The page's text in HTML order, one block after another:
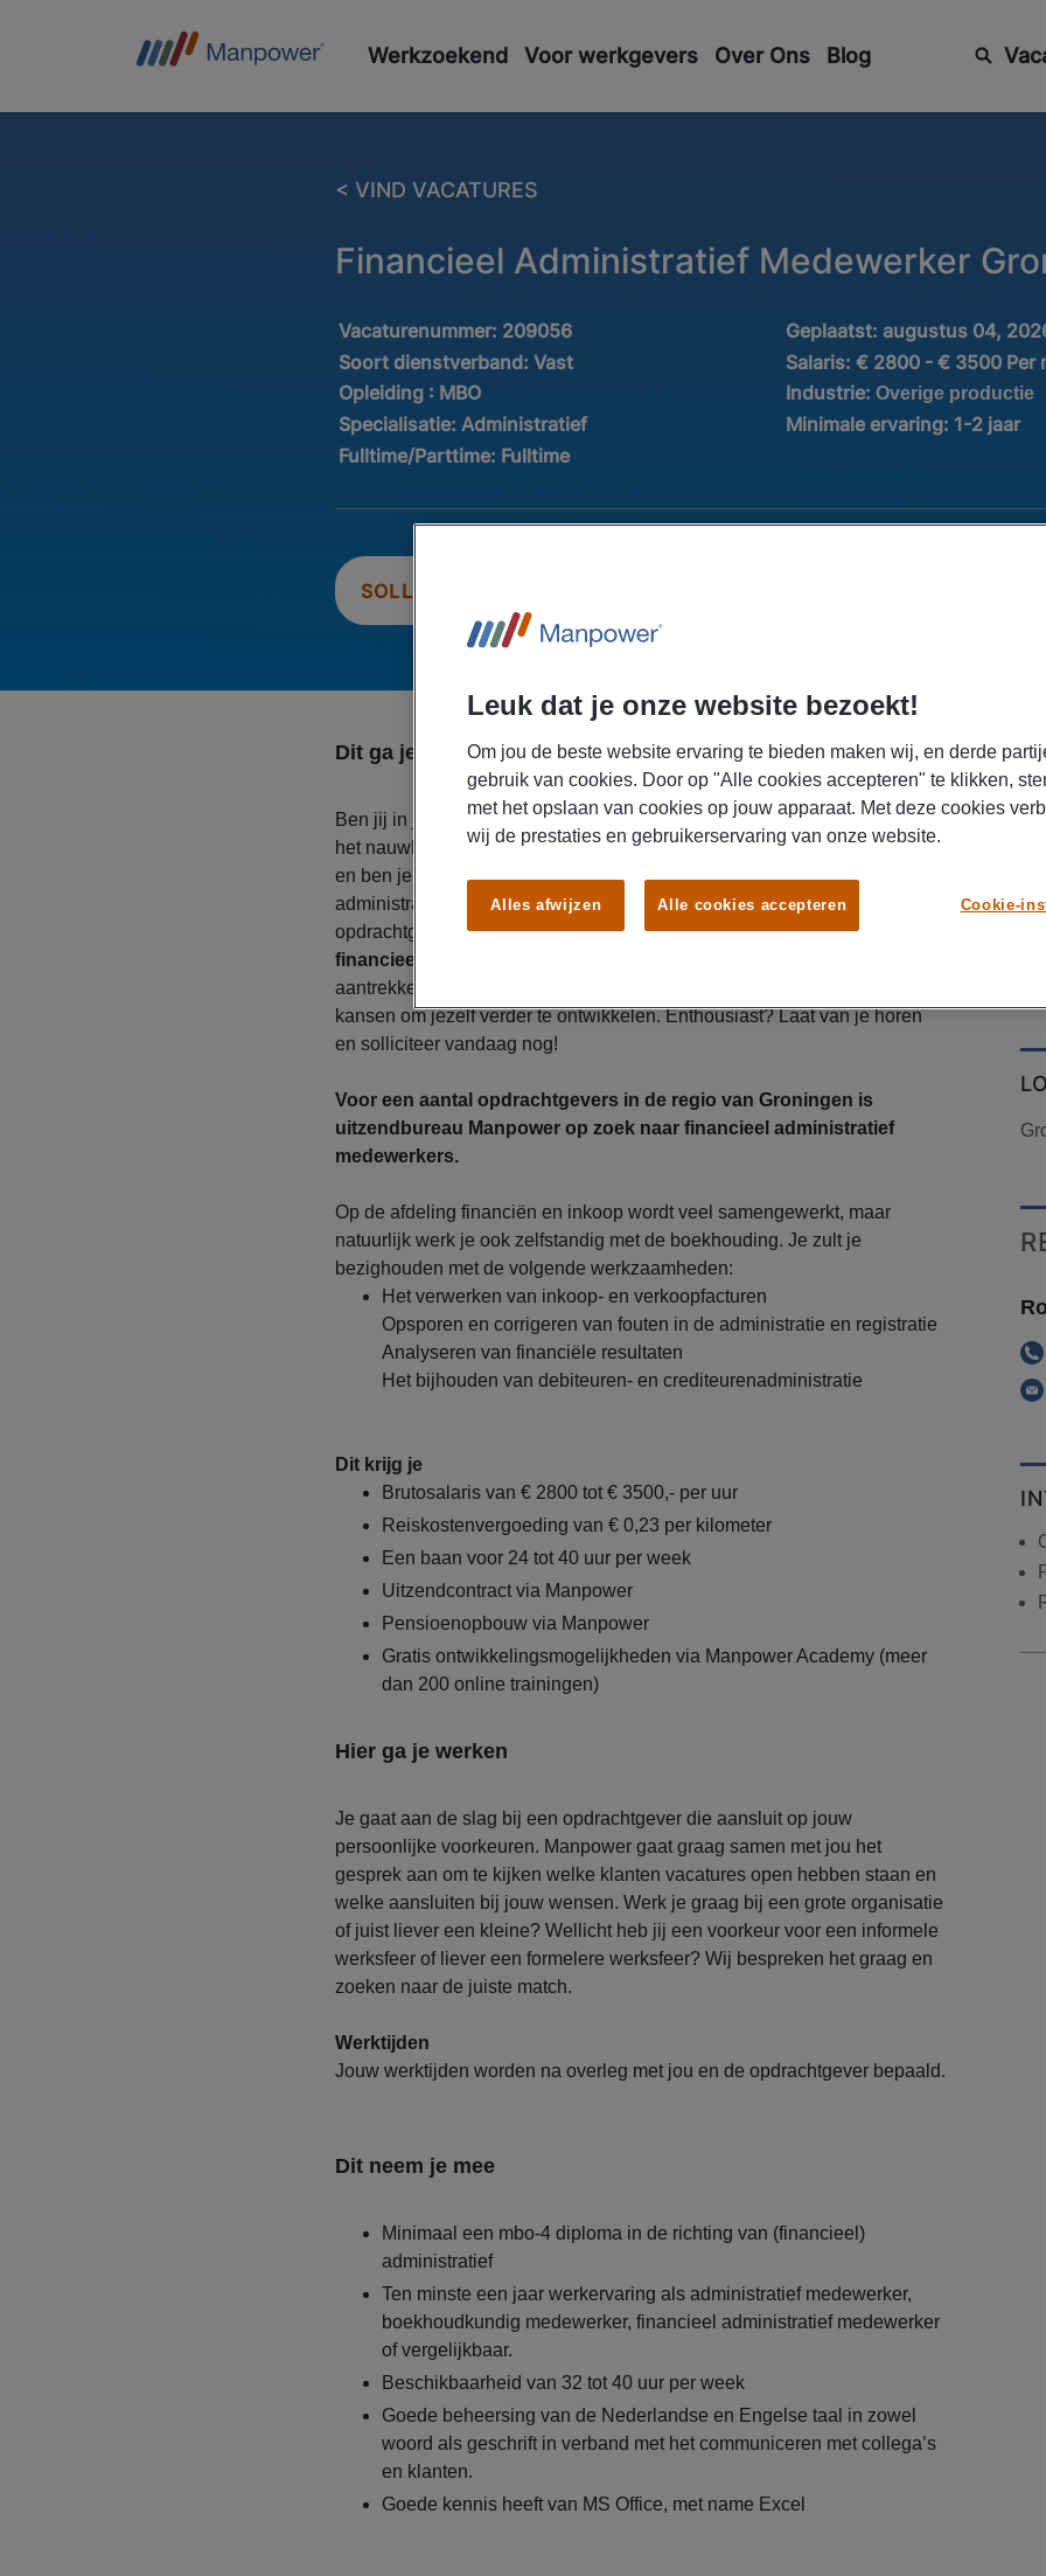
Werkzoekend Voor werkgevers Over Ons Blog
< VIND VACATURES
Financieel Administratief Medewerker
Vacaturenummer: 209056 Geplaatst: augustus 04,
Soort dienstverband:Vast Salaris: € 2800 - € 3500 Per
Opleiding : MBO Industrie: Overige productie
Specialisatie:Administratief Minimale ervaring: 1-2 jaar
Fulltime/Parttime: Fulltime
SOLLICITEER NU
Dit ga je doen
Ben jij in je element wanneer je met cijfers werkt en haal je voldoening uit
het nauwkeurig analyseren van financiële data? Werk je graag zelfstandig
en ben je toe aan een nieuwe, veelzijdige uitdaging in de financiële
administratie? Dan hebben wij dé functie voor jou! Voor meerdere
opdrachtgevers in de regio Groningen is Manpower op zoek naar een
financieel administratief
aantrekkelijk uurloon tot wel
kansen om jezelf verder te ontwikkelen. Enthousiast? Laat van je horen
en solliciteer vandaag nog!
Voor een aantal opdrachtgevers in de regio van Groningen is
uitzendbureau Manpower op zoek naar financieel administratief
medewerkers.
Op de afdeling financiën en inkoop wordt veel samengewerkt, maar
natuurlijk werk je ook zelfstandig met de boekhouding. Je zult je
bezighouden met de volgende werkzaamheden:
Het verwerken van inkoop- en verkoopfacturen
Opsporen en corrigeren van fouten in de administratie en registratie
Analyseren van financiële resultaten
Het bijhouden van debiteuren- en crediteurenadministratie
Dit krijg je
Brutosalaris van € 2800 tot € 3500,- per uur
Reiskostenvergoeding van € 0,23 per kilometer
Een baan voor 24 tot 40 uur per week
Uitzendcontract via Manpower
Pensioenopbouw via Manpower
Gratis ontwikkelingsmogelijkheden via Manpower Academy (meer
dan 200 online trainingen)
Hier ga je werken
Je gaat aan de slag bij een opdrachtgever die aansluit op jouw
persoonlijke voorkeuren. Manpower gaat graag samen met jou het
gesprek aan om te kijken welke klanten vacatures open hebben staan en
welke aansluiten bij jouw wensen. Werk je graag bij een grote organisatie
of juist liever een kleine? Wellicht heb jij een voorkeur voor een informele
werksfeer of liever een formelere werksfeer? Wij bespreken het graag en
zoeken naar de juiste match.
Werktijden
Jouw werktijden worden na overleg met jou en de opdrachtgever bepaald.
Dit neem je mee
Minimaal een mbo-4 diploma in de richting van (financieel)
administratief
Ten minste een jaar werkervaring als administratief medewerker,
boekhoudkundig medewerker, financieel administratief medewerker
of vergelijkbaar.
Beschikbaarheid van 32 tot 40 uur per week
Goede beheersing van de Nederlandse en Engelse taal in zowel
woord als geschrift in verband met het communiceren met collega’s
en klanten.
Goede kennis heeft van MS Office, met name Excel
Leuk dat je onze website bezoekt!
Om jou de beste website ervaring te bieden maken wij, en derde
gebruik van cookies. Door op "Alle cookies accepteren" te klikken,
met het opslaan van cookies op jouw apparaat. Met deze cookies
wij de prestaties en gebruikerservaring van onze website.
Cookie-
Alles afwijzen Alle cookies accepteren